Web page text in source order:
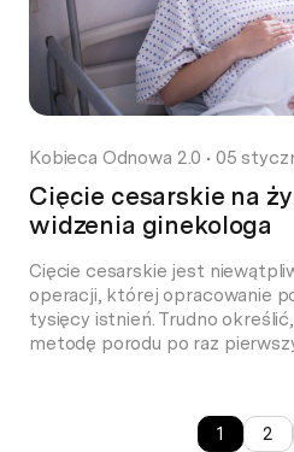
Kobieca Odnowa 2.0 • 05
Cięcie cesarskie na
widzenia ginekologa
Cięcie cesarskie jest
operacji, której opracowanie
tysięcy istnień. Trudno
metodę porodu po raz
konieczne” oraz
służyć ratowaniu życia dziecka
1 2